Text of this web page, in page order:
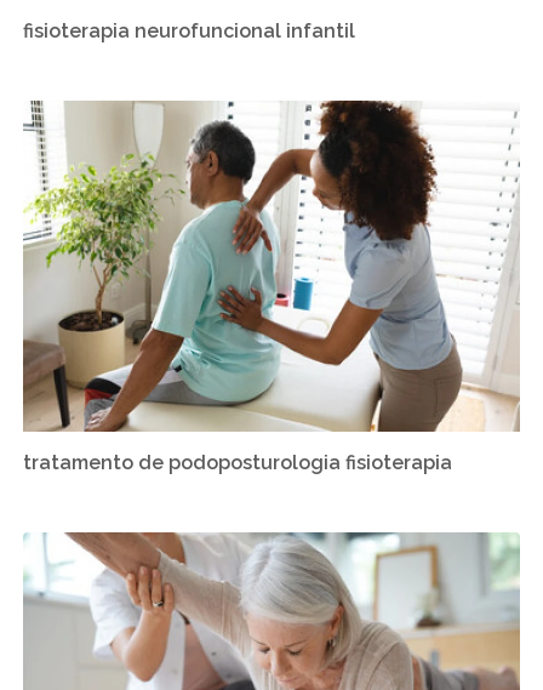
fisioterapia neurofuncional infantil
tratamento de podoposturologia fisioterapia